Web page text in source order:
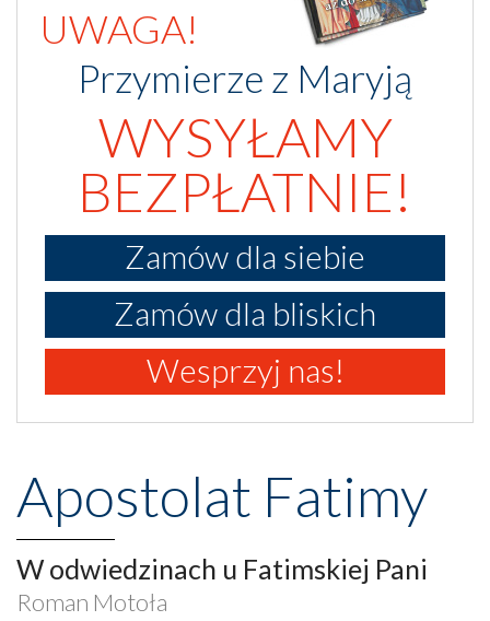
UWAGA!
Przymierze z Maryją
WYSYŁAMY
BEZPŁATNIE!
Zamów dla siebie
Zamów dla bliskich
Wesprzyj nas!
Apostolat Fatimy
W odwiedzinach u Fatimskiej Pani
Roman Motoła